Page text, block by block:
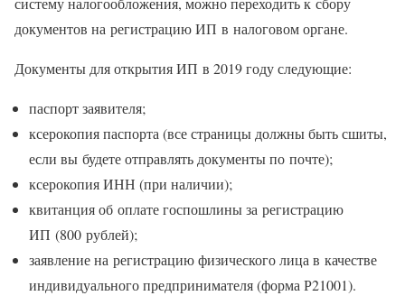
документов на регистрацию ИП в налоговом органе.
Документы для открытия ИП в 2019 году следующие:
паспорт заявителя;
ксерокопия паспорта (все страницы должны быть сшиты,
если вы будете отправлять документы по почте);
ксерокопия ИНН (при наличии);
квитанция об оплате госпошлины за регистрацию
ИП (800 рублей);
заявление на регистрацию физического лица в качестве
индивидуального предпринимателя (форма Р21001).